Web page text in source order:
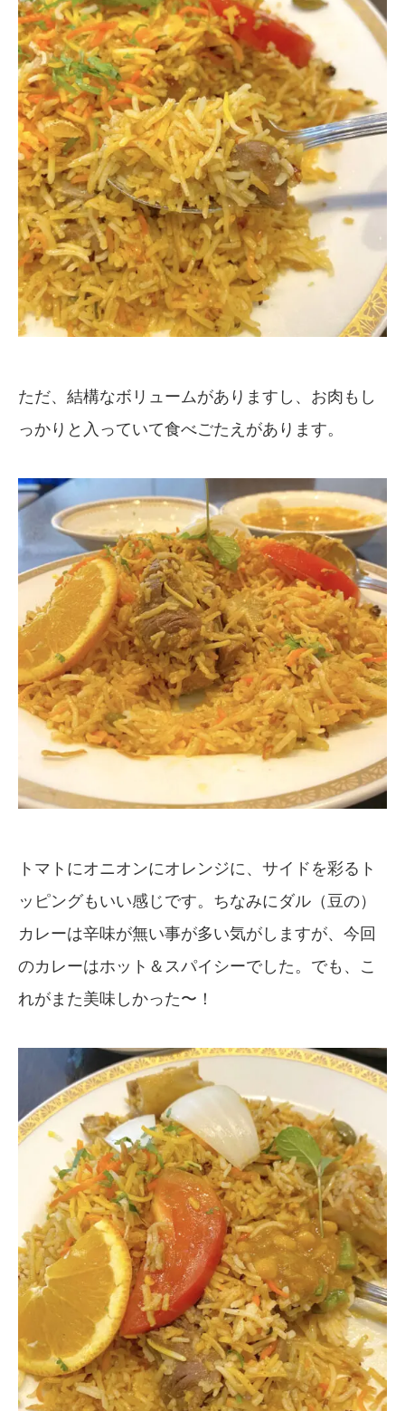
ただ、結構なボリュームがありますし、お肉もし
っかりと入っていて食べごたえがあります。
トマトにオニオンにオレンジに、サイドを彩るト
ッピングもいい感じです。ちなみにダル（豆の）
カレーは辛味が無い事が多い気がしますが、今回
のカレーはホット＆スパイシーでした。でも、こ
れがまた美味しかった〜！